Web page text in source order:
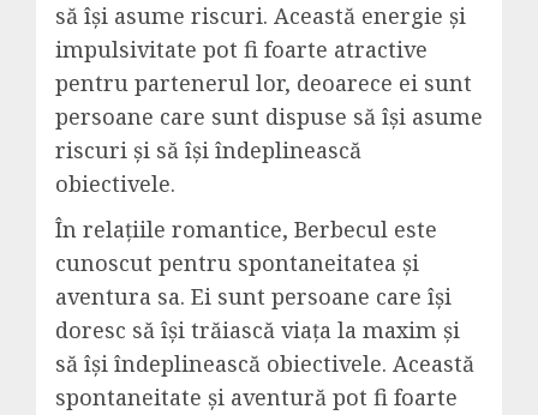
să își asume riscuri. Această energie și
impulsivitate pot fi foarte atractive
pentru partenerul lor, deoarece ei sunt
persoane care sunt dispuse să își asume
riscuri și să își îndeplinească
obiectivele.
În relațiile romantice, Berbecul este
cunoscut pentru spontaneitatea și
aventura sa. Ei sunt persoane care își
doresc să își trăiască viața la maxim și
să își îndeplinească obiectivele. Această
spontaneitate și aventură pot fi foarte